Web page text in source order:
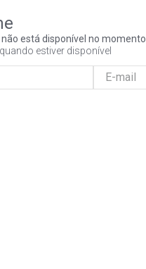
está disponível no momento
estiver disponível